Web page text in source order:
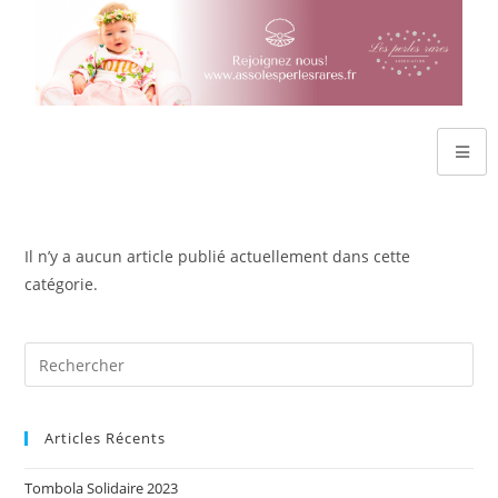
Il n’y a aucun article publié actuellement dans cette
catégorie.
Articles Récents
Tombola Solidaire 2023